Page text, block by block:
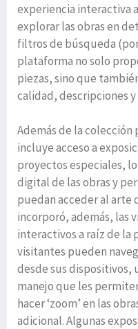
experiencia interactiva
explorar las obras en
filtros de búsqueda
plataforma no solo
piezas, sino que
calidad, descripciones
Además de la
incluye acceso a
proyectos especiales,
digital de las obras y
puedan acceder al arte
incorporó, además, las
interactivos a raíz de la
visitantes pueden
desde sus dispositivos,
manejo que les
hacer ‘zoom’ en las
adicional. Algunas